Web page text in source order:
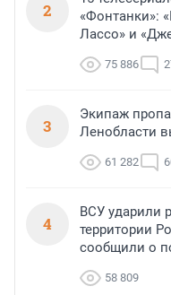
2
«Фонтанки»:
Лассо» и
75 886
3
Экипаж
Ленобласти
61 282
4
ВСУ ударили
территории
сообщили о
58 809